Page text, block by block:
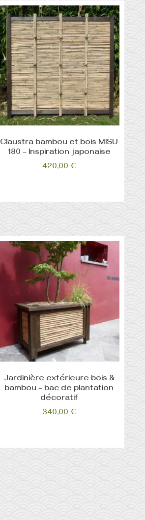
Claustra bambou et bois MISU
180 – Inspiration japonaise
420,00€
Jardinière extérieure bois &
bambou – bac de plantation
décoratif
340,00€